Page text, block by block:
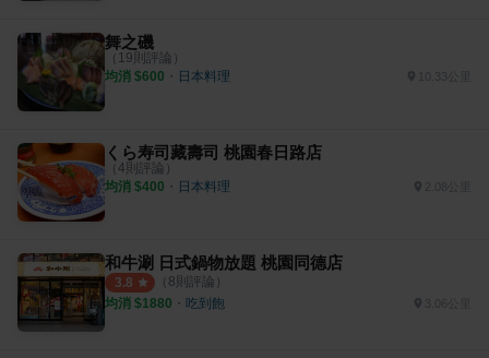
舞之磯
（ 19則評論）
均消 $600 ・ 日本料理
くら寿司藏壽司 桃園春日路店
（ 4則評論）
均消 $400 ・ 日本料理
和牛涮 日式鍋物放題 桃園同德店
3.8 （ 8則評論）
均消 $1880 ・ 吃到飽